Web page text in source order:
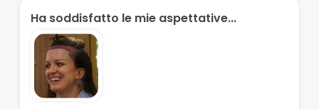
Ha soddisfatto le mie aspettative...